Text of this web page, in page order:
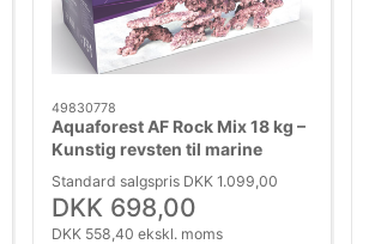
49830778
Aquaforest AF Rock Mix 18 kg –
Kunstig revsten til marine
akvarier
Standard salgspris DKK 1.099,00
DKK 698,00
DKK 558,40 ekskl. moms